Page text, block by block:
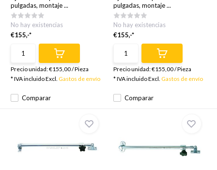
pulgadas, montaje ...
Comparar
No hay existencias
€155,-*
Precio unidad:€155,00/Pieza
* IVA incluido Excl.Gastos de envío
pulgadas, montaje ...
Comparar
No hay existencias
€155,-*
Precio unidad:€155,00/Pieza
* IVA incluido Excl. Gastos de envío